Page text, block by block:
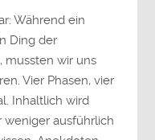
Während ein
Ding der
mussten wir uns
Vier Phasen, vier
Inhaltlich wird
ausführlich